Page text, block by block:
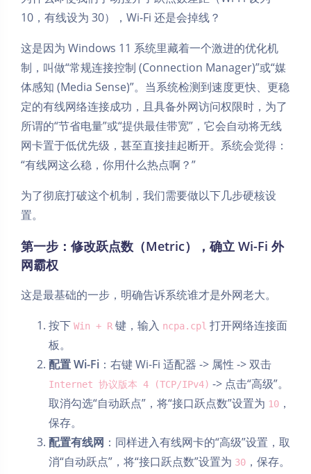
10，有线设为 30），Wi-Fi 还是会掉线？
这是因为 Windows 11 系统里藏着一个激进的优化机
制，叫做“常规连接控制 (Connection Manager)”或“媒
体感知 (Media Sense)”。当系统检测到速度更快、更稳
定的有线网络连接成功，且具备外网访问权限时，为了
所谓的“节省电量”或“提供最佳带宽”，它会自动将无线
网卡置于低优先级，甚至直接挂起断开。系统会觉得：
“有线网这么稳，你用什么热点啊？”
为了彻底打破这个机制，我们需要做以下几步硬核设
置。
第一步：修改跃点数（Metric），确立 Wi-Fi 外
网霸权
这是最基础的一步，明确告诉系统谁才是外网老大。
按下 Win + R 键，输入 ncpa.cpl 打开网络连接面
板。
配置 Wi-Fi ：右键 Wi-Fi 适配器 -> 属性 -> 双击
Internet 协议版本 4 (TCP/IPv4) -> 点击“高级”。
取消勾选“自动跃点”，将“接口跃点数”设置为 10 ，
保存。
配置有线网 ：同样进入有线网卡的“高级”设置，取
消“自动跃点”，将“接口跃点数”设置为 30 ，保存。